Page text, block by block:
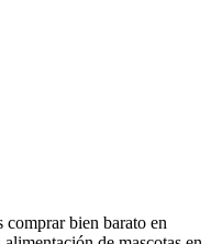
comprar bien barato en